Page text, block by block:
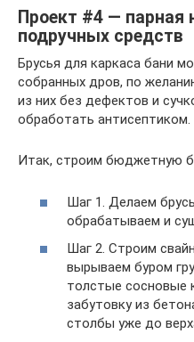
Проект #4 — парная
подручных средств
Брусья для каркаса бани
собранных дров, по
из них без дефектов и
обработать антисептиком.
Итак, строим бюджетную
Шаг 1. Делаем
обрабатываем и
Шаг 2. Строим
вырываем буром
толстые сосновые
забутовку из
столбы уже до